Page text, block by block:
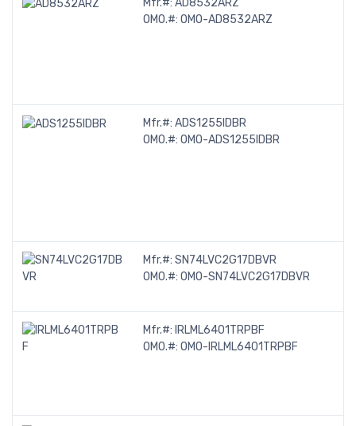
Mfr.#: AD8532ARZ
OMO.#: OMO-AD8532ARZ
Mfr.#: ADS1255IDBR
OMO.#: OMO-ADS1255IDBR
Mfr.#: SN74LVC2G17DBVR
OMO.#: OMO-SN74LVC2G17DBVR
Mfr.#: IRLML6401TRPBF
OMO.#: OMO-IRLML6401TRPBF